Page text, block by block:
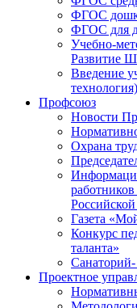
ФГОС
ФГОС для
Учебно-
Развитие
Введение
технология)
Профсоюз
Новости
Охрана
Газета
Конкурс
таланта»
Проектное